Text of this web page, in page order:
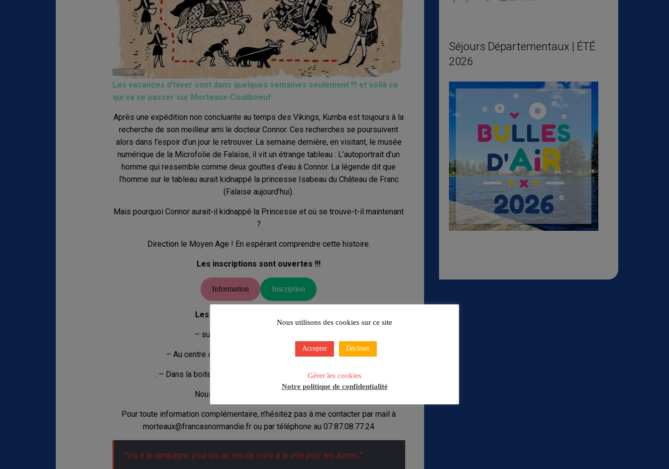
Les vacances d’hiver sont dans quelques semaines seulement !!! et voilà ce
qui va se passer sur Morteaux-Couliboeuf
Après une expédition non concluante au temps des Vikings, Kumba est toujours à la
recherche de son meilleur ami le docteur Connor. Ces recherches se poursuivent
alors dans l’espoir d’un jour le retrouver. La semaine dernière, en visitant, le musée
numérique de la Microfolie de Falaise, il vit un étrange tableau : L’autoportrait d’un
homme qui ressemble comme deux gouttes d’eau à Connor. La légende dit que
l’homme sur le tableau aurait kidnappé la princesse Isabeau du Château de Franc
(Falaise aujourd’hui).
Mais pourquoi Connor aurait-il kidnappé la Princesse et où se trouve-t-il maintenant
?
Direction le Moyen Age ! En espérant comprendre cette histoire.
Les inscriptions sont ouvertes !!!
Information Inscription
Les documents sont à retourner :
– sur morteaux@francasnormandie.fr
– Au centre de loisirs les mercredis de 7h30 à 18h15
. – Dans la boite aux lettres « Francas » en face de la mairie
Nous espérons vous voir nombreux !
Pour toute information complémentaire, n’hésitez pas à me contacter par mail à
morteaux@francasnormandie.fr ou par téléphone au 07.87.08.77.24
“Vis à la campagne pour toi, au lieu de vivre à la ville pour les autres.”
Séjours Départementaux | ÉTÉ
2026
Nous utilisons des cookies sur ce site
Accepter Décliner
Gérer les cookies
Notre politique de confidentialité